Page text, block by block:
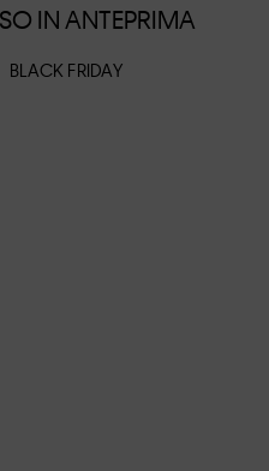
IN ANTEPRIMA
BLACK FRIDAY